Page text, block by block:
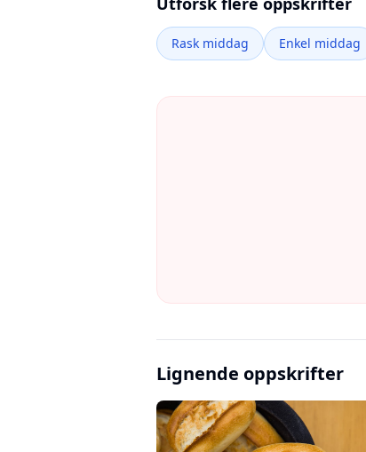
Rask middag Enkel middag
Lignende oppskrifter